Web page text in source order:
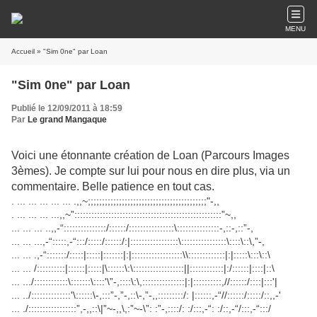
MENU
Accueil » "Sim 0ne" par Loan
"Sim 0ne" par Loan
Publié le 12/09/2011 à 18:59
Par Le grand Mangaque
Voici une étonnante création de Loan (Parcours Images
3èmes). Je compte sur lui pour nous en dire plus, via un
commentaire. Belle patience en tout cas.
. ... ... ... ... ... .,,~;;;;;;;;;;;;;;;;;;;;;;;;;;;;;;;;;;;;;;;;;;"-,,
. ... ... ... ...,,~”::::::::::::::::::::::::::::::::::::::::::::::::::::”~,,
... ... ... ..,,-“:::::::::::::::/::::::/::::::::::::::::\:::::::::::::::-,::-,::”-,
... ... ...,-“:::::,-“:::/:::::/::::::/:|:::::::::::::::::\::::::::::::::::\::::\::\,”-,
... ... .,-“:::::::/:::::|:::::|:::::::|:|::::::::::::::::::\\:::::::::::::|:|:::::\:::\::\
... ... /::::::::::|::::::|:::::|\::::::\:\::::::::::::::::::||::::::::::::|:/::::::|::::|::\
... .../::::::::::::\:::::::\::::'\”-,::::\:\,:::::::::::::::|:|::::::::::,//::::::/::::|:::'|
... ../::::::::::::::'\::::::\-,:::”-,”-,::\-,”-,,:::::::::/: |::::::,-“//::::::/:::::/::,,-'
... ./:::::::::::::::::”,-,,::\|”~-,,\,:”~-\”: :”-,::::/: :/:::,-“: :/::,-“/:::,-“:::/